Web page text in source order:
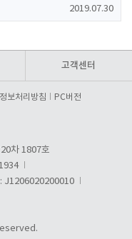
2019.07.30
고객센터
보처리방침 PC버전
차 1807호
J1206020200010